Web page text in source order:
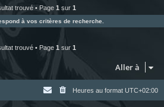
e
r
trouvé • Page 1 sur 1
à vos critères de recherche.
trouvé • Page 1 sur 1
Aller à
Heures au format UTC+02:00